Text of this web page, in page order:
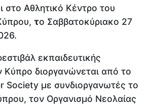
στο Αθλητικό Κέντρο του
το Σαββατοκύριακο 27
εκπαιδευτικής
Κύπρο διοργανώνεται από το
Society με συνδιοργανωτές το
τον Οργανισμό Νεολαίας